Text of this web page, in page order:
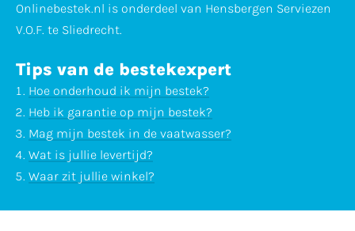
Onlinebestek.nl is onderdeel van Hensbergen Serviezen
V.O.F. te Sliedrecht.
Tips van de bestekexpert
Hoe onderhoud ik mijn bestek?
Heb ik garantie op mijn bestek?
Mag mijn bestek in de vaatwasser?
Wat is jullie levertijd?
Waar zit jullie winkel?